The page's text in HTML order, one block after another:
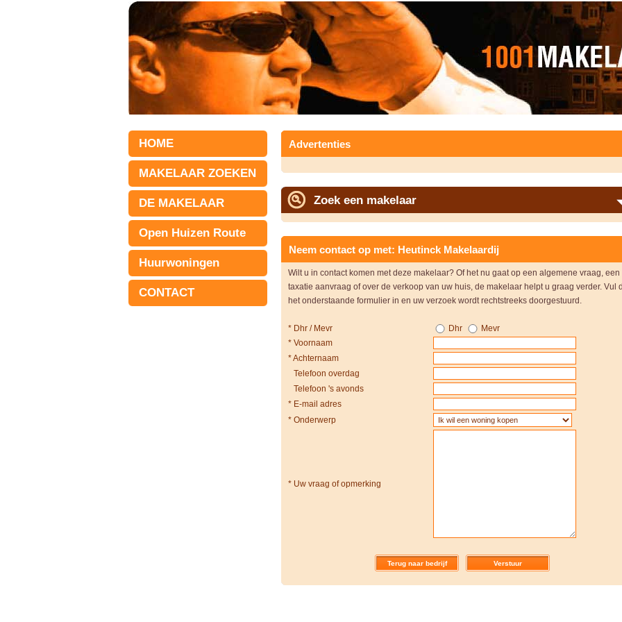
HOME
MAKELAAR ZOEKEN
DE MAKELAAR
Open Huizen Route
Huurwoningen
CONTACT
Advertenties
Zoek een makelaar
Neem contact op met: Heutinck Makelaardij
Wilt u in contact komen met deze makelaar? Of het nu gaat op een algemene vraag, een
taxatie aanvraag of over de verkoop van uw huis, de makelaar helpt u graag verder. Vul
het onderstaande formulier in en uw verzoek wordt rechtstreeks doorgestuurd.
*Dhr / Mevr Dhr
Mevr
*Voornaam
*Achternaam
Telefoon overdag
Telefoon 's avonds
*E-mail adres
*Onderwerp
*Uw vraag of opmerking
Terug naar bedrijf